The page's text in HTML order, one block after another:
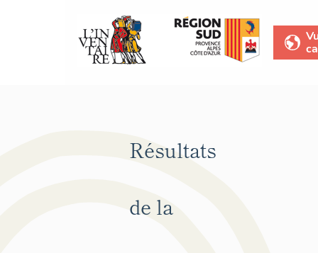
Résultats
de la